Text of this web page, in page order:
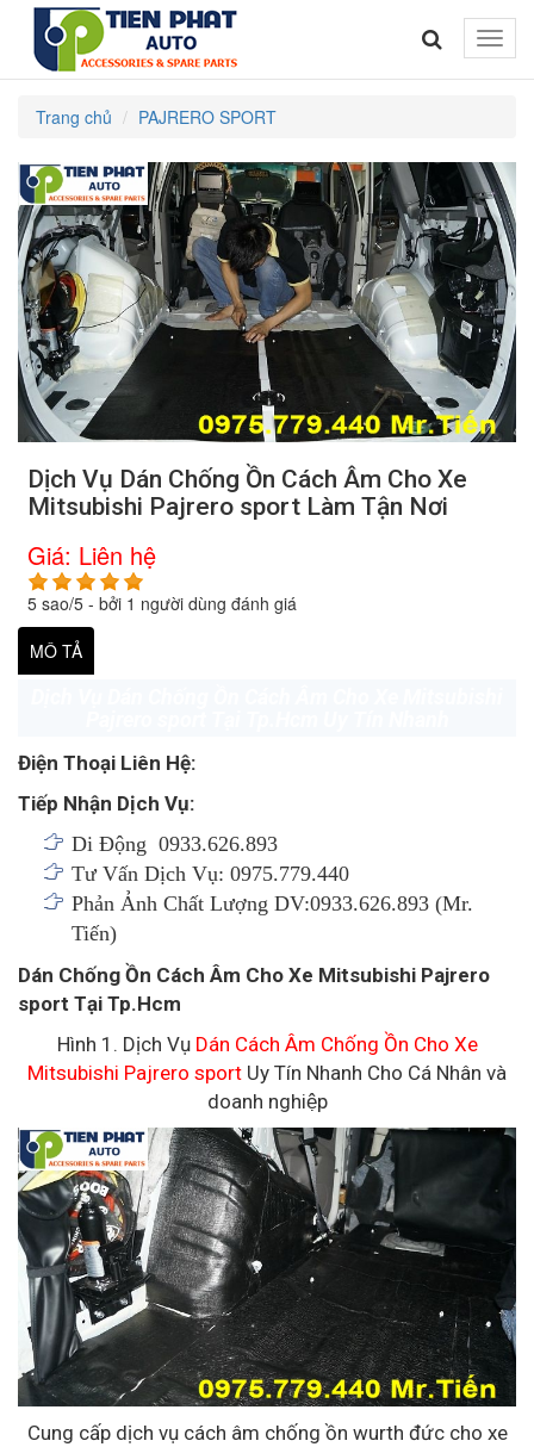
Toggle
Trang chủ PAJRERO SPORT
Dịch Vụ Dán Chống Ồn Cách Âm Cho Xe
Mitsubishi Pajrero sport Làm Tận Nơi
Giá: Liên hệ
5 sao/5 - bởi 1 người dùng đánh giá
MÔ TẢ
Điện Thoại Liên Hệ:
Tiếp Nhận Dịch Vụ:
Di Động 0933.626.893
Tư Vấn Dịch Vụ: 0975.779.440
Phản Ảnh Chất Lượng DV:0933.626.893 (Mr.
Tiến)
Dán Chống Ồn Cách Âm Cho Xe Mitsubishi Pajrero
sport Tại Tp.Hcm
Hình 1. Dịch Vụ Dán Cách Âm Chống Ồn Cho Xe
Mitsubishi Pajrero sport Uy Tín Nhanh Cho Cá Nhân và
doanh nghiệp
Cung cấp dịch vụ cách âm chống ồn wurth đức cho xe